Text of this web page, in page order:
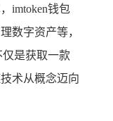
imtoken钱包
数字资产等，
仅是获取一款
术从概念迈向